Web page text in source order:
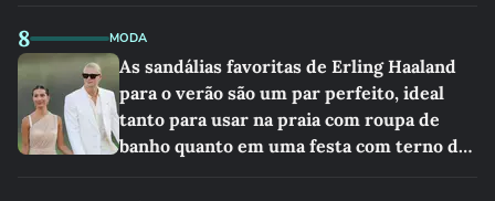
8 MODA
As sandálias favoritas de Erling Haaland
para o verão são um par perfeito, ideal
tanto para usar na praia com roupa de
banho quanto em uma festa com terno de